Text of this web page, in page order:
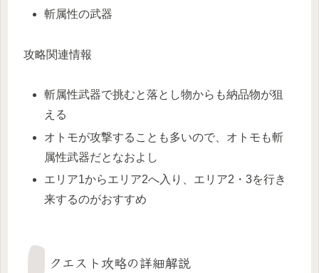
斬属性の武器
攻略関連情報
斬属性武器で挑むと落とし物からも納品物が狙
える
オトモが攻撃することも多いので、オトモも斬
属性武器だとなおよし
エリア1からエリア2へ入り、エリア2・3を行き
来するのがおすすめ
クエスト攻略の詳細解説